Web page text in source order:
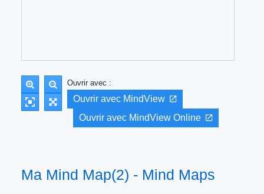
Ouvrir avec :
Ouvrir avec MindView
Ouvrir avec MindView Online
Ma Mind Map(2) - Mind Maps